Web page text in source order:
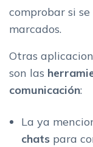
comprobar si
marcados.
Otras
son las
comunicación:
La ya
chats para